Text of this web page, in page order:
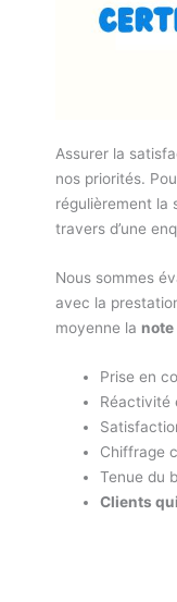
Assurer la
nos priorités.
régulièrement la
travers d’une
Nous sommes
avec la
moyenne la note
Prise en
Réactivité
Chiffrage
Tenue du
Clients